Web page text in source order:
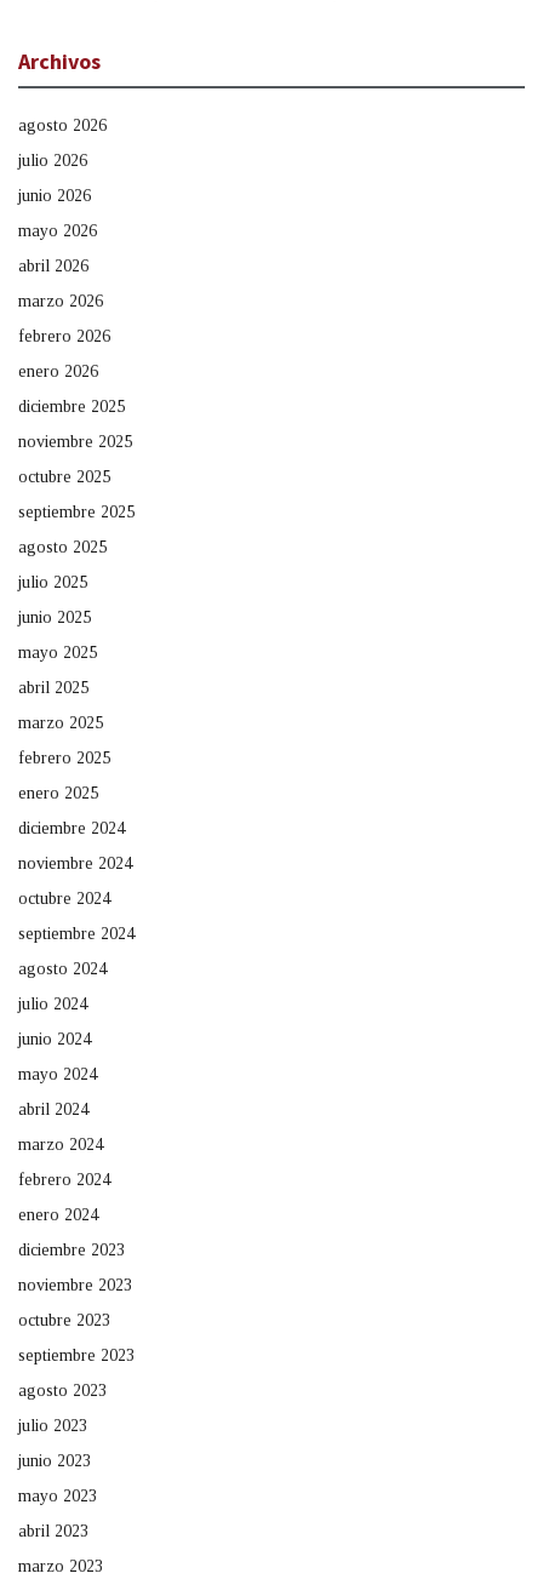
Archivos
agosto 2026
julio 2026
junio 2026
mayo 2026
abril 2026
marzo 2026
febrero 2026
enero 2026
diciembre 2025
noviembre 2025
octubre 2025
septiembre 2025
agosto 2025
julio 2025
junio 2025
mayo 2025
abril 2025
marzo 2025
febrero 2025
enero 2025
diciembre 2024
noviembre 2024
octubre 2024
septiembre 2024
agosto 2024
julio 2024
junio 2024
mayo 2024
abril 2024
marzo 2024
febrero 2024
enero 2024
diciembre 2023
noviembre 2023
octubre 2023
septiembre 2023
agosto 2023
julio 2023
junio 2023
mayo 2023
abril 2023
marzo 2023